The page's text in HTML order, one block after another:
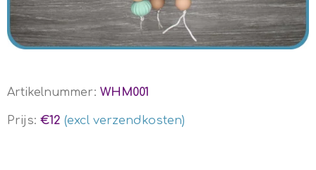
Artikelnummer: WHM001
Prijs: €12 (excl verzendkosten)